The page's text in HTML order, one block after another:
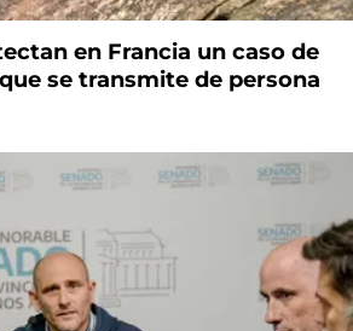
en Francia un caso de
se transmite de persona